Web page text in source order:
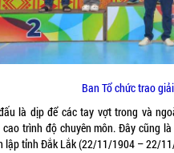
Ban Tổ chức trao
là dịp để các tay vợt trong và
cao trình độ chuyên môn. Đây cũng
lập tỉnh Đắk Lắk (22/11/1904 – 22/